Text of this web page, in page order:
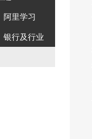
阿里学习
银行及行业